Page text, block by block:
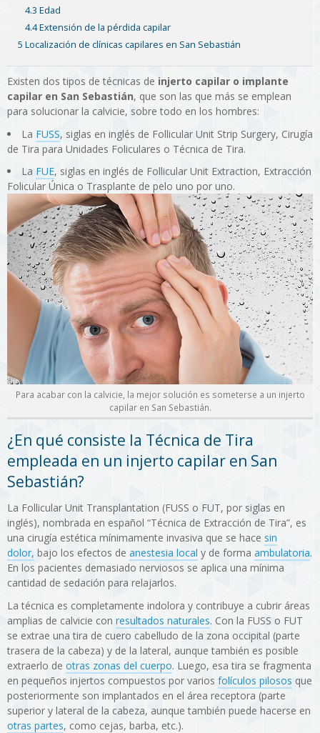
4.3 Edad
4.4 Extensión de la pérdida capilar
5 Localización de clínicas capilares en San Sebastián
Existen dos tipos de técnicas de injerto capilar o implante
capilar en San Sebastián, que son las que más se emplean
para solucionar la calvicie, sobre todo en los hombres:
La FUSS, siglas en inglés de Follicular Unit Strip Surgery, Cirugía
de Tira para Unidades Foliculares o Técnica de Tira.
La FUE, siglas en inglés de Follicular Unit Extraction, Extracción
Folicular Única o Trasplante de pelo uno por uno.
Para acabar con la calvicie, la mejor solución es someterse a un injerto
capilar en San Sebastián.
¿En qué consiste la Técnica de Tira
empleada en un injerto capilar en San
Sebastián?
La Follicular Unit Transplantation (FUSS o FUT, por siglas en
inglés), nombrada en español “Técnica de Extracción de Tira”, es
una cirugía estética mínimamente invasiva que se hace sin
dolor, bajo los efectos de anestesia local y de forma ambulatoria.
En los pacientes demasiado nerviosos se aplica una mínima
cantidad de sedación para relajarlos.
La técnica es completamente indolora y contribuye a cubrir áreas
amplias de calvicie con resultados naturales. Con la FUSS o FUT
se extrae una tira de cuero cabelludo de la zona occipital (parte
trasera de la cabeza) y de la lateral, aunque también es posible
extraerlo de otras zonas del cuerpo. Luego, esa tira se fragmenta
en pequeños injertos compuestos por varios folículos pilosos que
posteriormente son implantados en el área receptora (parte
superior y lateral de la cabeza, aunque también puede hacerse en
otras partes, como cejas, barba, etc.).